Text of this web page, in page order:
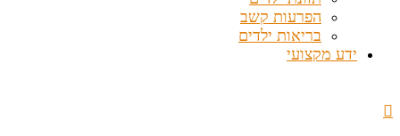
הפרעות קשב
בריאות ילדים
ידע מקצועי